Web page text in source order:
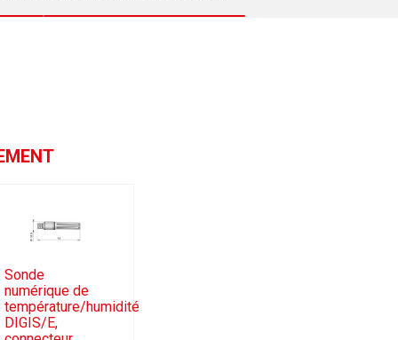
Sonde
numérique de
température/humidité
DIGIS/E,